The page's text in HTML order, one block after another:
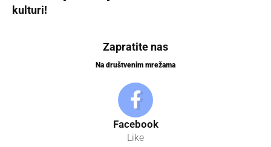
kulturi!
Zapratite nas
Na društvenim mrežama
Facebook
Like